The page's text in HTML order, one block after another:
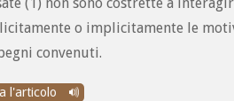
(1) non sono costrette a
o implicitamente le
convenuti.
l'articolo